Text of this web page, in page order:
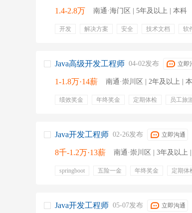
1.4-2.8万 南通·海门区 | 5年及以上 | 本科
开发 解决方案 安全 技术文档 软
Java高级开发工程师 04-02发布 立即
1-1.8万·14薪 南通·崇川区 | 2年及以上 |
绩效奖金 年终奖金 定期体检 员工旅
Java开发工程师 02-26发布 立即沟通
8千-1.2万·13薪 南通·崇川区 | 3年及以上
springboot 五险一金 年终奖金 定期体
Java开发工程师 05-07发布 立即沟通